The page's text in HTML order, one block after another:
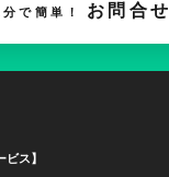
で簡単！ お問合せ
ス】